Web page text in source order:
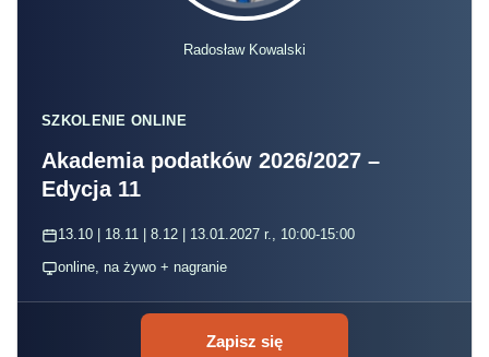
Radosław Kowalski
SZKOLENIE ONLINE
Akademia podatków 2026/2027 –
Edycja 11
13.10 | 18.11 | 8.12 | 13.01.2027 r., 10:00-15:00
online, na żywo + nagranie
Zapisz się